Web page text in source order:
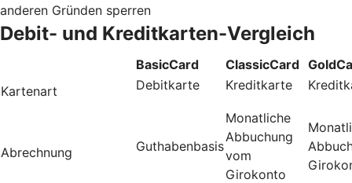
anderen Gründen sperren
Debit- und Kreditkarten-Vergleich
BasicCard ClassicCard
Kartenart
Debitkarte Kreditkarte
Abrechnung Guthabenbasis
Monatliche
Abbuchung
vom
Girokonto